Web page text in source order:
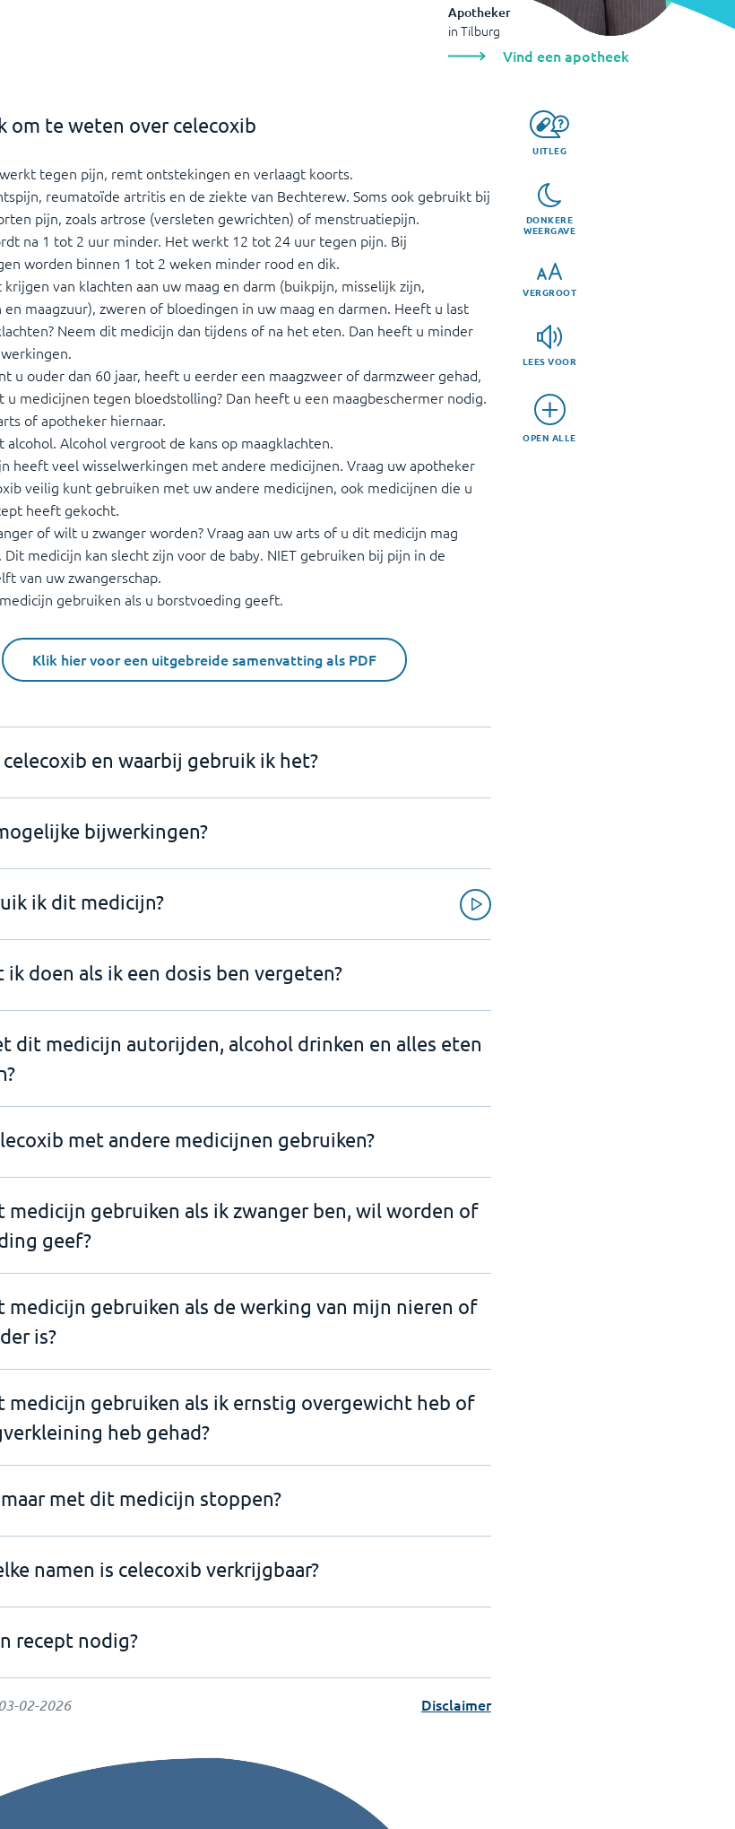
Apotheker
in Tilburg
Vind een apotheek
UITLEG
DONKERE
WEERGAVE
VERGROOT
LEES VOOR
OPEN ALLE
om te weten over celecoxib
tegen pijn, remt ontstekingen en verlaagt koorts.
reumatoïde artritis en de ziekte van Bechterew. Soms ook gebruikt bij
pijn, zoals artrose (versleten gewrichten) of menstruatiepijn.
na 1 tot 2 uur minder. Het werkt 12 tot 24 uur tegen pijn. Bij
worden binnen 1 tot 2 weken minder rood en dik.
krijgen van klachten aan uw maag en darm (buikpijn, misselijk zijn,
en maagzuur), zweren of bloedingen in uw maag en darmen. Heeft u last
Neem dit medicijn dan tijdens of na het eten. Dan heeft u minder
u ouder dan 60 jaar, heeft u eerder een maagzweer of darmzweer gehad,
u medicijnen tegen bloedstolling? Dan heeft u een maagbeschermer nodig.
of apotheker hiernaar.
alcohol. Alcohol vergroot de kans op maagklachten.
heeft veel wisselwerkingen met andere medicijnen. Vraag uw apotheker
veilig kunt gebruiken met uw andere medicijnen, ook medicijnen die u
heeft gekocht.
of wilt u zwanger worden? Vraag aan uw arts of u dit medicijn mag
Dit medicijn kan slecht zijn voor de baby. NIET gebruiken bij pijn in de
van uw zwangerschap.
gebruiken als u borstvoeding geeft.
Klik hier voor een uitgebreide samenvatting als PDF
en waarbij gebruik ik het?
bijwerkingen?
ik dit medicijn?
ik doen als ik een dosis ben vergeten?
dit medicijn autorijden, alcohol drinken en alles eten
met andere medicijnen gebruiken?
medicijn gebruiken als ik zwanger ben, wil worden of
geef?
medicijn gebruiken als de werking van mijn nieren of
is?
medicijn gebruiken als ik ernstig overgewicht heb of
heb gehad?
met dit medicijn stoppen?
namen is celecoxib verkrijgbaar?
recept nodig?
03-02-2026 Disclaimer